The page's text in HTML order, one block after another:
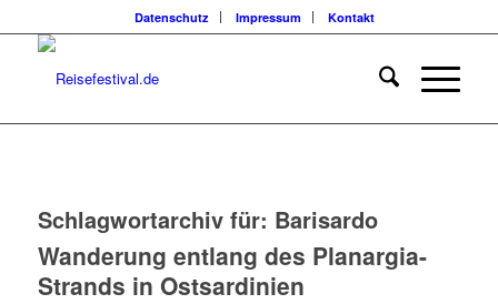
Datenschutz Impressum Kontakt
Schlagwortarchiv für: Barisardo
Wanderung entlang des Planargia-
Strands in Ostsardinien